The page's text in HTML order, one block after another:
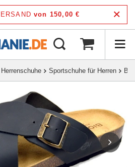
von 150,00 €
Herrenschuhe Sportschuhe für Herren